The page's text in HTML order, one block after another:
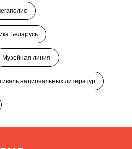
Беларусь
Музейная линия
национальных литератур